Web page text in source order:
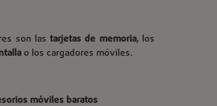
son lastarjetas de memoria, los
o los cargadores móviles.
móviles baratos